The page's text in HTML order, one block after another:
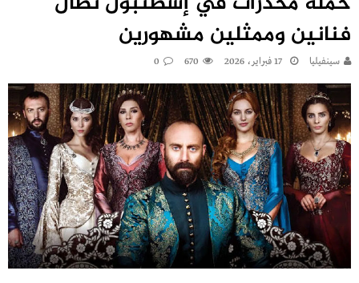
فنانين وممثلين مشهورين
سينفيليا 17 فبراير، 2026 670
0